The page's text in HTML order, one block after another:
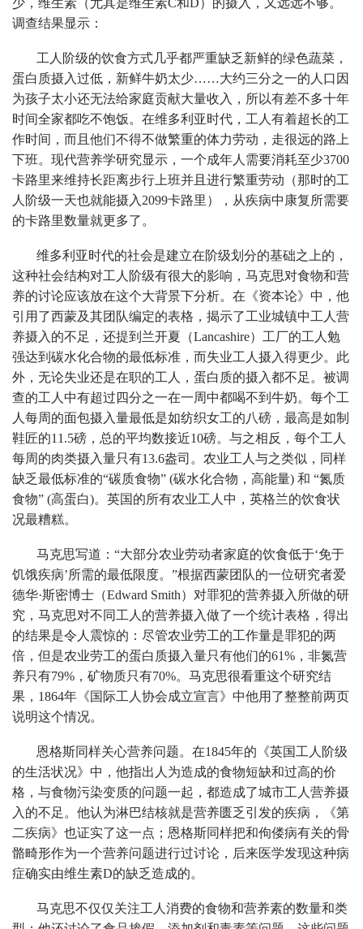
调查结果显示：
工人阶级的饮食方式几乎都严重缺乏新鲜的绿色蔬菜，
蛋白质摄入过低，新鲜牛奶太少……大约三分之一的人口因
为孩子太小还无法给家庭贡献大量收入，所以有差不多十年
时间全家都吃不饱饭。在维多利亚时代，工人有着超长的工
作时间，而且他们不得不做繁重的体力劳动，走很远的路上
下班。现代营养学研究显示，一个成年人需要消耗至少3700
卡路里来维持长距离步行上班并且进行繁重劳动（那时的工
人阶级一天也就能摄入2099卡路里），从疾病中康复所需要
的卡路里数量就更多了。
维多利亚时代的社会是建立在阶级划分的基础之上的，
这种社会结构对工人阶级有很大的影响，马克思对食物和营
养的讨论应该放在这个大背景下分析。在《资本论》中，他
引用了西蒙及其团队编定的表格，揭示了工业城镇中工人营
养摄入的不足，还提到兰开夏（Lancashire）工厂的工人勉
强达到碳水化合物的最低标准，而失业工人摄入得更少。此
外，无论失业还是在职的工人，蛋白质的摄入都不足。被调
查的工人中有超过四分之一在一周中都喝不到牛奶。每个工
人每周的面包摄入量最低是如纺织女工的八磅，最高是如制
鞋匠的11.5磅，总的平均数接近10磅。与之相反，每个工人
每周的肉类摄入量只有13.6盎司。农业工人与之类似，同样
缺乏最低标准的“碳质食物” (碳水化合物，高能量) 和 “氮质
食物” (高蛋白)。英国的所有农业工人中，英格兰的饮食状
况最糟糕。
马克思写道：“大部分农业劳动者家庭的饮食低于‘免于
饥饿疾病’所需的最低限度。”根据西蒙团队的一位研究者爱
德华·斯密博士（Edward Smith）对罪犯的营养摄入所做的研
究，马克思对不同工人的营养摄入做了一个统计表格，得出
的结果是令人震惊的：尽管农业劳工的工作量是罪犯的两
倍，但是农业劳工的蛋白质摄入量只有他们的61%，非氮营
养只有79%，矿物质只有70%。马克思很看重这个研究结
果，1864年《国际工人协会成立宣言》中他用了整整前两页
说明这个情况。
恩格斯同样关心营养问题。在1845年的《英国工人阶级
的生活状况》中，他指出人为造成的食物短缺和过高的价
格，与食物污染变质的问题一起，都造成了城市工人营养摄
入的不足。他认为淋巴结核就是营养匮乏引发的疾病，《第
二疾病》也证实了这一点；恩格斯同样把和佝偻病有关的骨
骼畸形作为一个营养问题进行过讨论，后来医学发现这种病
症确实由维生素D的缺乏造成的。
马克思不仅仅关注工人消费的食物和营养素的数量和类